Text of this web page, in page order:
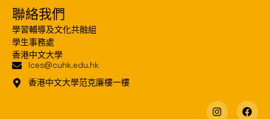
聯絡我們
學習輔導及文化共融組
學生事務處
香港中文大學
lces@cuhk.edu.hk
香港中文大學范克廉樓一樓